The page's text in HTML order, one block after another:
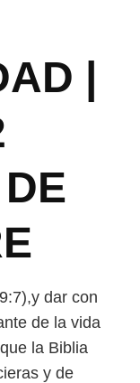
|
dar con
de la vida
la Biblia
y de